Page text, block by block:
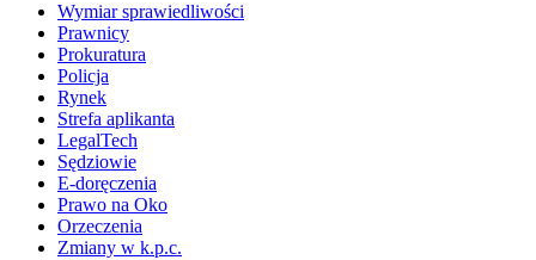
Wymiar sprawiedliwości
Prawnicy
Prokuratura
Policja
Rynek
Strefa aplikanta
LegalTech
Sędziowie
E-doręczenia
Prawo na Oko
Orzeczenia
Zmiany w k.p.c.